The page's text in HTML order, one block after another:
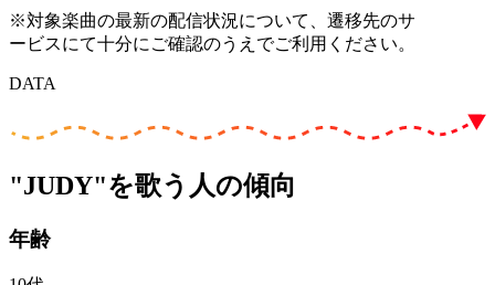
※対象楽曲の最新の配信状況について、遷移先のサ
ービスにて十分にご確認のうえでご利用ください。
DATA
"JUDY"を歌う人の傾向
年齢